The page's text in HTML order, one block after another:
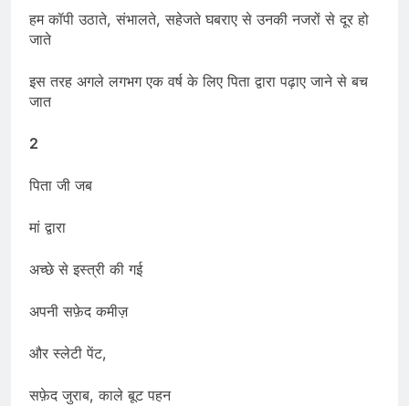
हम कॉपी उठाते, संभालते, सहेजते घबराए से उनकी नजरों से दूर हो
जाते
इस तरह अगले लगभग एक वर्ष के लिए पिता द्वारा पढ़ाए जाने से बच
जात
2
पिता जी जब
मां द्वारा
अच्छे से इस्त्री की गई
अपनी सफ़ेद कमीज़
और स्लेटी पेंट,
सफ़ेद जुराब, काले बूट पहन